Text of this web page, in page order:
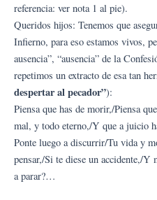
referencia: ver nota 1 al pie).
Queridos hijos: Tenemos que
Infierno, para eso estamos vivos,
ausencia”, “ausencia” de la
repetimos un extracto de esa tan
despertar al pecador”):
Piensa que has de morir,/Piensa
mal, y todo eterno,/Y que a juicio
Ponte luego a discurrir/Tu vida y
pensar,/Si te diese un accidente,/Y
a parar?…